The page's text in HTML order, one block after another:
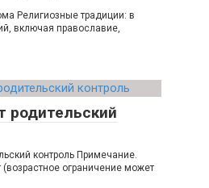
Религиозные традиции: в
включая православие,
родительский
контроль Примечание.
(возрастное ограничение может